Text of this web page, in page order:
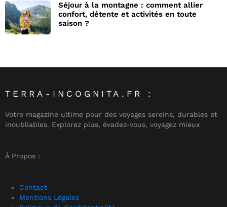
Séjour à la montagne : comment allier
confort, détente et activités en toute
saison ?
TERRA-INCOGNITA.FR :
Votre magazine ultime pour des voyages sereins, durables et
inoubliables. Explorez plus, évadez-vous, voyagez mieux
À Propos :
Contact
Mentions Légales